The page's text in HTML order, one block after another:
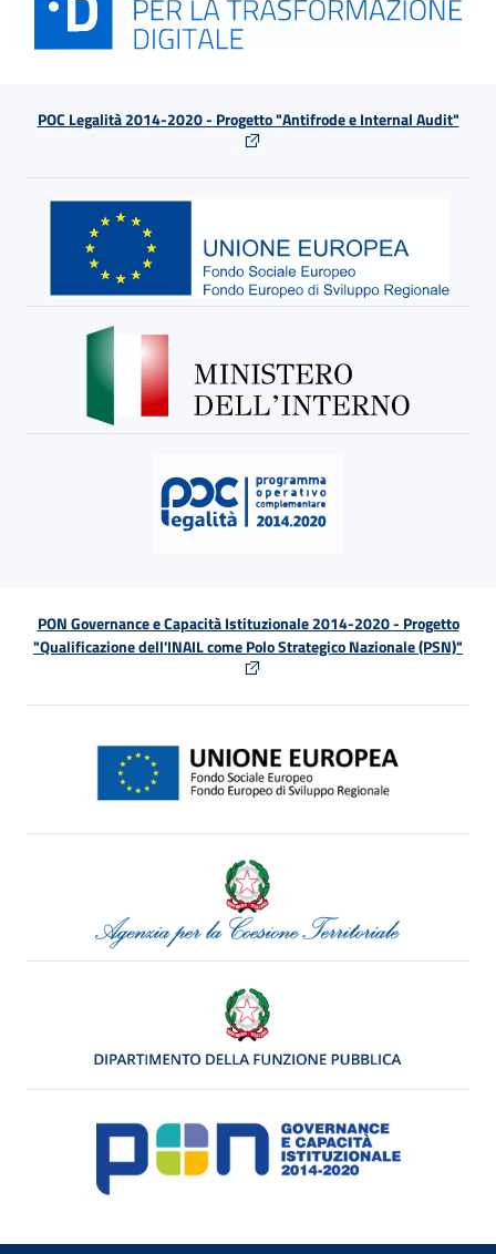
POC Legalità 2014-2020 - Progetto "Antifrode e Internal Audit"
PON Governance e Capacità Istituzionale 2014-2020 - Progetto
"Qualificazione dell'INAIL come Polo Strategico Nazionale (PSN)"